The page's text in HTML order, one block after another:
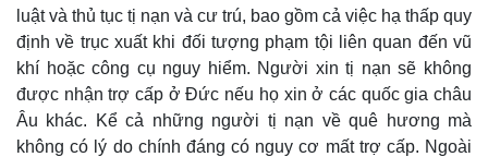
luật và thủ tục tị nạn và cư trú, bao gồm cả việc hạ thấp quy
định về trục xuất khi đối tượng phạm tội liên quan đến vũ
khí hoặc công cụ nguy hiểm. Người xin tị nạn sẽ không
được nhận trợ cấp ở Đức nếu họ xin ở các quốc gia châu
Âu khác. Kể cả những người tị nạn về quê hương mà
không có lý do chính đáng có nguy cơ mất trợ cấp. Ngoài